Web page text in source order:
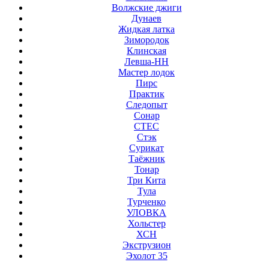
Волжские джиги
Дунаев
Жидкая латка
Зимородок
Клинская
Левша-НН
Мастер лодок
Пирс
Практик
Следопыт
Сонар
СТЕС
Стэк
Сурикат
Таёжник
Тонар
Три Кита
Тула
Турченко
УЛОВКА
Хольстер
ХСН
Экструзион
Эхолот 35